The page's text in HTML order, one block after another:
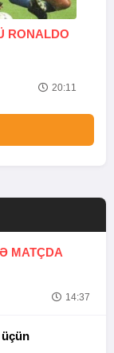
RONALDO
20:11
MATÇDA
14:37
üçün